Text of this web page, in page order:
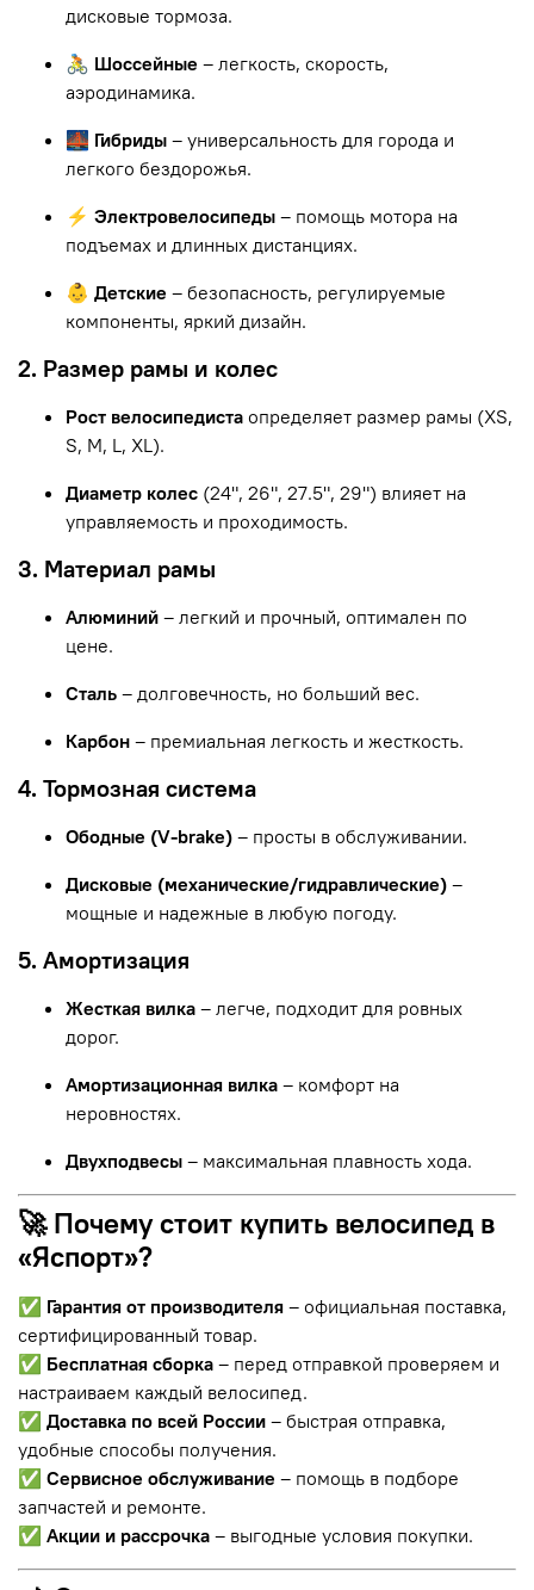
дисковые тормоза.
🚴 Шоссейные – легкость, скорость,
аэродинамика.
🌉 Гибриды – универсальность для города и
легкого бездорожья.
⚡ Электровелосипеды – помощь мотора на
подъемах и длинных дистанциях.
👶 Детские – безопасность, регулируемые
компоненты, яркий дизайн.
2. Размер рамы и колес
Рост велосипедиста определяет размер рамы (XS,
S, M, L, XL).
Диаметр колес (24", 26", 27.5", 29") влияет на
управляемость и проходимость.
3. Материал рамы
Алюминий – легкий и прочный, оптимален по
цене.
Сталь – долговечность, но больший вес.
Карбон – премиальная легкость и жесткость.
4. Тормозная система
Ободные (V-brake) – просты в обслуживании.
Дисковые (механические/гидравлические) –
мощные и надежные в любую погоду.
5. Амортизация
Жесткая вилка – легче, подходит для ровных
дорог.
Амортизационная вилка – комфорт на
неровностях.
Двухподвесы – максимальная плавность хода.
🚀 Почему стоит купить велосипед в
«Яспорт»?
✅ Гарантия от производителя – официальная поставка,
сертифицированный товар.
✅ Бесплатная сборка – перед отправкой проверяем и
настраиваем каждый велосипед.
✅ Доставка по всей России – быстрая отправка,
удобные способы получения.
✅ Сервисное обслуживание – помощь в подборе
запчастей и ремонте.
✅ Акции и рассрочка – выгодные условия покупки.